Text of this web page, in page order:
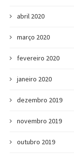
abril 2020
março 2020
fevereiro 2020
janeiro 2020
dezembro 2019
novembro 2019
outubro 2019